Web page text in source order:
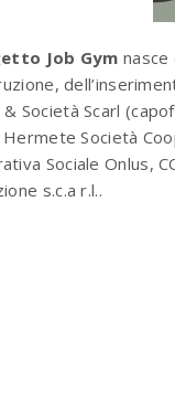
Job Gym
Società Scarl
Hermete Società
Sociale Onlus,
s.c.a r.l..